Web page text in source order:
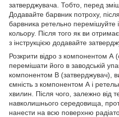
затверджувача. Тобто, перед
Додавайте барвник потроху,
барвника ретельно перемішуйте
кольору. Після того як ви
з інструкцією додавайте
Розкрити відро з компонентом А
перемішати його в заводській
компонентом В (затверджувач),
ємність з компонентом А і
хвилин. Після чого, залежно від
навколишнього середовища,
нанести на всю поверхню